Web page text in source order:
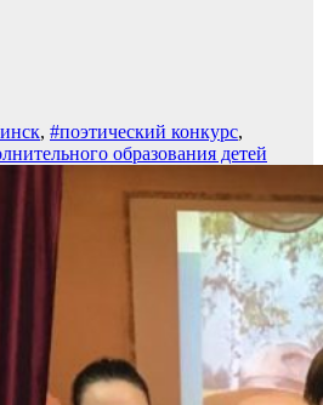
, #поэтический конкурс,
образования детей